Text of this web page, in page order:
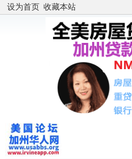
设为首页 收藏本站